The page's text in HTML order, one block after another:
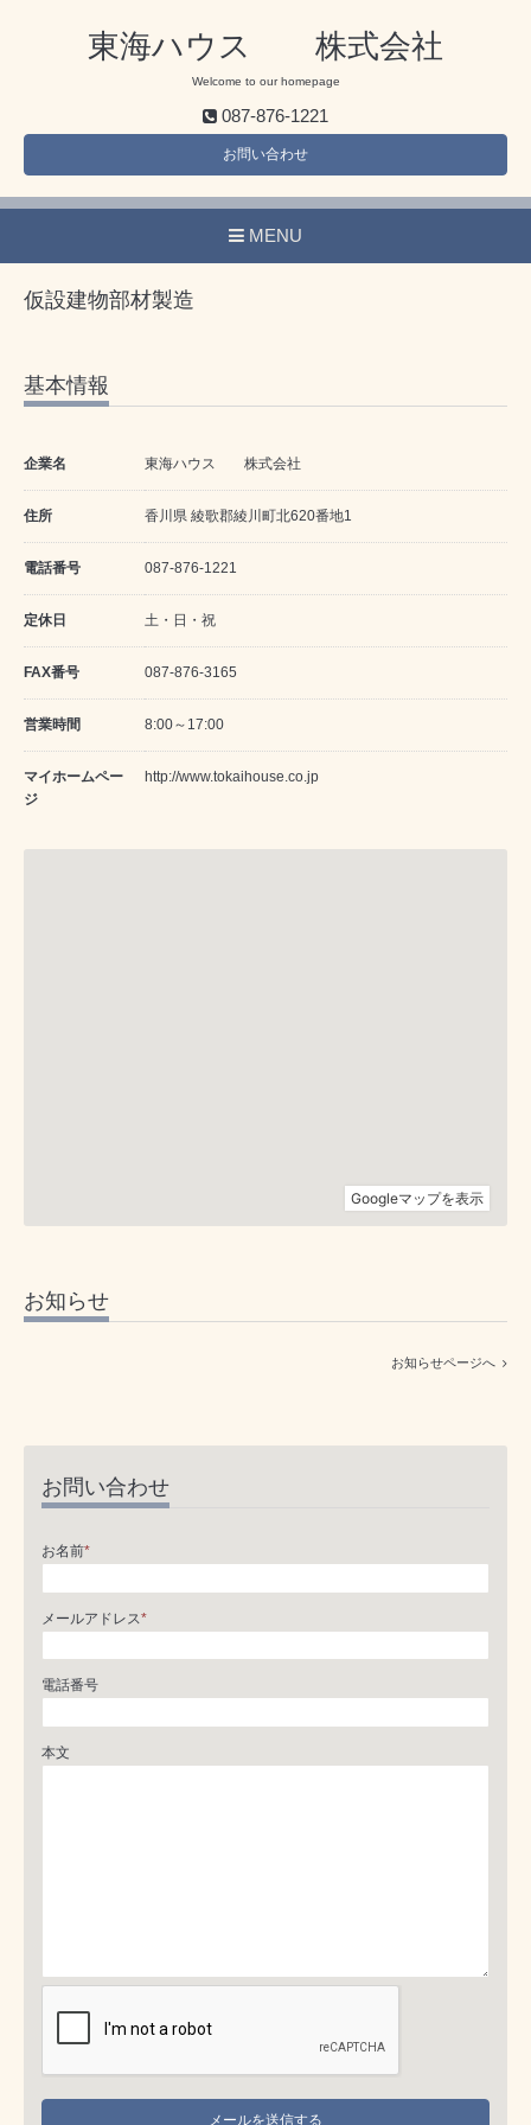
東海ハウス 株式会社
Welcome to our homepage
087-876-1221
お問い合わせ
MENU
仮設建物部材製造
基本情報
企業名 東海ハウス 株式会社
住所 香川県 綾歌郡綾川町北620番地1
電話番号 087-876-1221
定休日 土・日・祝
FAX番号 087-876-3165
営業時間 8:00～17:00
マイホームペー
ジ
http://www.tokaihouse.co.jp
お知らせ
お知らせページへ
お問い合わせ
お名前*
メールアドレス*
電話番号
本文